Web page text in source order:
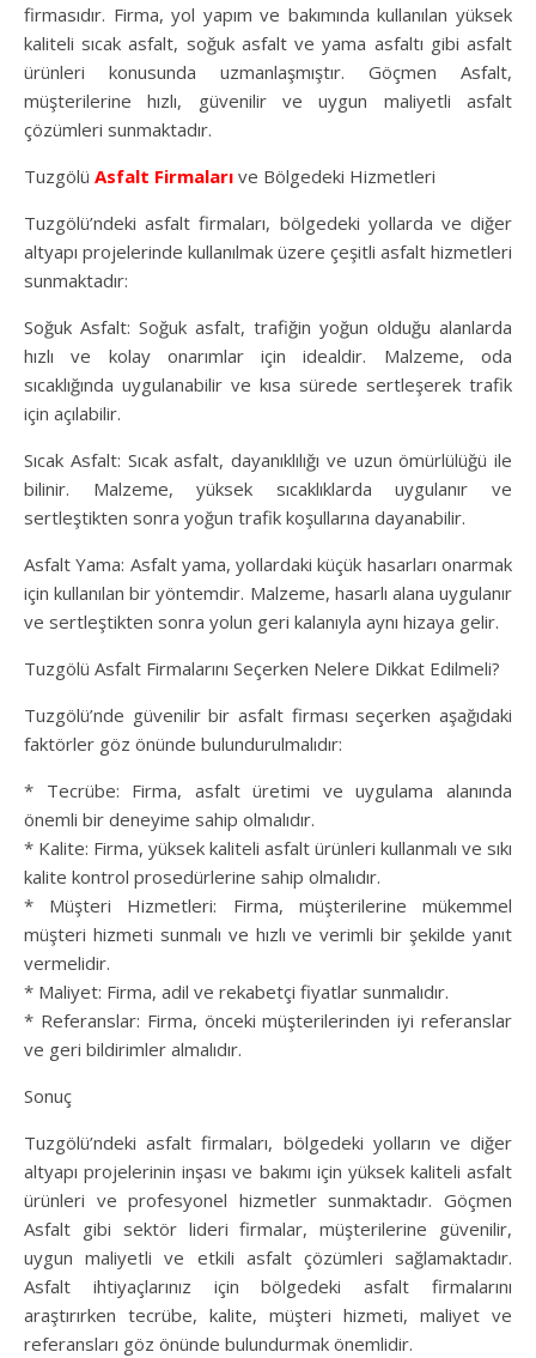
firmasıdır. Firma, yol yapım ve bakımında kullanılan yüksek
kaliteli sıcak asfalt, soğuk asfalt ve yama asfaltı gibi asfalt
ürünleri konusunda uzmanlaşmıştır. Göçmen Asfalt,
müşterilerine hızlı, güvenilir ve uygun maliyetli asfalt
çözümleri sunmaktadır.
Tuzgölü Asfalt Firmaları ve Bölgedeki Hizmetleri
Tuzgölü’ndeki asfalt firmaları, bölgedeki yollarda ve diğer
altyapı projelerinde kullanılmak üzere çeşitli asfalt hizmetleri
sunmaktadır:
Soğuk Asfalt: Soğuk asfalt, trafiğin yoğun olduğu alanlarda
hızlı ve kolay onarımlar için idealdir. Malzeme, oda
sıcaklığında uygulanabilir ve kısa sürede sertleşerek trafik
için açılabilir.
Sıcak Asfalt: Sıcak asfalt, dayanıklılığı ve uzun ömürlülüğü ile
bilinir. Malzeme, yüksek sıcaklıklarda uygulanır ve
sertleştikten sonra yoğun trafik koşullarına dayanabilir.
Asfalt Yama: Asfalt yama, yollardaki küçük hasarları onarmak
için kullanılan bir yöntemdir. Malzeme, hasarlı alana uygulanır
ve sertleştikten sonra yolun geri kalanıyla aynı hizaya gelir.
Tuzgölü Asfalt Firmalarını Seçerken Nelere Dikkat Edilmeli?
Tuzgölü’nde güvenilir bir asfalt firması seçerken aşağıdaki
faktörler göz önünde bulundurulmalıdır:
* Tecrübe: Firma, asfalt üretimi ve uygulama alanında
önemli bir deneyime sahip olmalıdır.
* Kalite: Firma, yüksek kaliteli asfalt ürünleri kullanmalı ve sıkı
kalite kontrol prosedürlerine sahip olmalıdır.
* Müşteri Hizmetleri: Firma, müşterilerine mükemmel
müşteri hizmeti sunmalı ve hızlı ve verimli bir şekilde yanıt
vermelidir.
* Maliyet: Firma, adil ve rekabetçi fiyatlar sunmalıdır.
* Referanslar: Firma, önceki müşterilerinden iyi referanslar
ve geri bildirimler almalıdır.
Sonuç
Tuzgölü’ndeki asfalt firmaları, bölgedeki yolların ve diğer
altyapı projelerinin inşası ve bakımı için yüksek kaliteli asfalt
ürünleri ve profesyonel hizmetler sunmaktadır. Göçmen
Asfalt gibi sektör lideri firmalar, müşterilerine güvenilir,
uygun maliyetli ve etkili asfalt çözümleri sağlamaktadır.
Asfalt ihtiyaçlarınız için bölgedeki asfalt firmalarını
araştırırken tecrübe, kalite, müşteri hizmeti, maliyet ve
referansları göz önünde bulundurmak önemlidir.